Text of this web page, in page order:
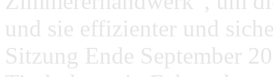
und sie effizienter und
Sitzung Ende September